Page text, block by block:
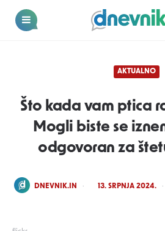
Dnevnik.in
AKTUALNO
Što kada vam ptica
Mogli biste se
odgovoran za
POSTED
DNEVNIK.IN 13. SRPNJA 2024.